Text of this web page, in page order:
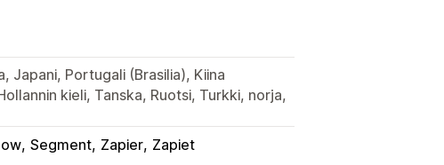
Japani, Portugali (Brasilia), Kiina
kieli, Tanska, Ruotsi, Turkki, norja,
Segment Zapier Zapiet